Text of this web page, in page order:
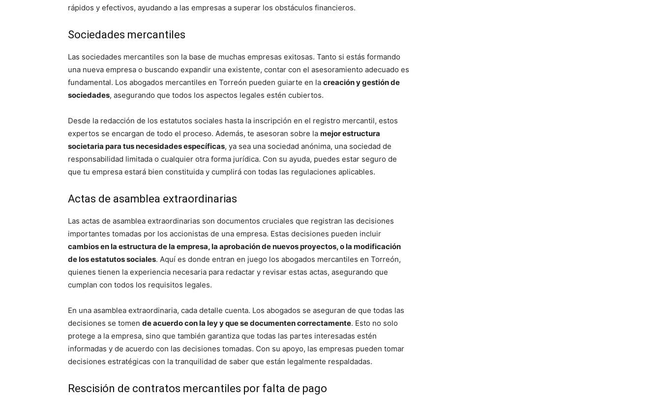
rápidos y efectivos, ayudando a las empresas a superar los obstáculos financieros.
Sociedades mercantiles
Las sociedades mercantiles son la base de muchas empresas exitosas. Tanto si estás formando
una nueva empresa o buscando expandir una existente, contar con el asesoramiento adecuado es
fundamental. Los abogados mercantiles en Torreón pueden guiarte en la creación y gestión de
sociedades, asegurando que todos los aspectos legales estén cubiertos.
Desde la redacción de los estatutos sociales hasta la inscripción en el registro mercantil, estos
expertos se encargan de todo el proceso. Además, te asesoran sobre la mejor estructura
societaria para tus necesidades específicas, ya sea una sociedad anónima, una sociedad de
responsabilidad limitada o cualquier otra forma jurídica. Con su ayuda, puedes estar seguro de
que tu empresa estará bien constituida y cumplirá con todas las regulaciones aplicables.
Actas de asamblea extraordinarias
Las actas de asamblea extraordinarias son documentos cruciales que registran las decisiones
importantes tomadas por los accionistas de una empresa. Estas decisiones pueden incluir
cambios en la estructura de la empresa, la aprobación de nuevos proyectos, o la modificación
de los estatutos sociales. Aquí es donde entran en juego los abogados mercantiles en Torreón,
quienes tienen la experiencia necesaria para redactar y revisar estas actas, asegurando que
cumplan con todos los requisitos legales.
En una asamblea extraordinaria, cada detalle cuenta. Los abogados se aseguran de que todas las
decisiones se tomen de acuerdo con la ley y que se documenten correctamente. Esto no solo
protege a la empresa, sino que también garantiza que todas las partes interesadas estén
informadas y de acuerdo con las decisiones tomadas. Con su apoyo, las empresas pueden tomar
decisiones estratégicas con la tranquilidad de saber que están legalmente respaldadas.
Rescisión de contratos mercantiles por falta de pago